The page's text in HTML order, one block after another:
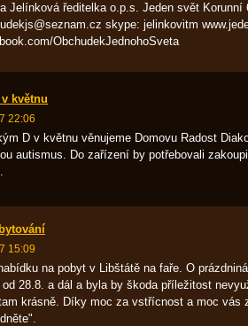
Jelínková ředitelka o.p.s. Jeden svět Korunní
skype: jelinkovitm
ObchudekJednohoSveta
květnu
22:06
D v květnu věnujeme Domovu Radost
autismus. Do zařízení by potřebovali
15:09
na pobyt v Libštátě na faře. O
28.8. a dál a byla by škoda příležitost
krásně. Díky moc za vstřícnost a moc vás